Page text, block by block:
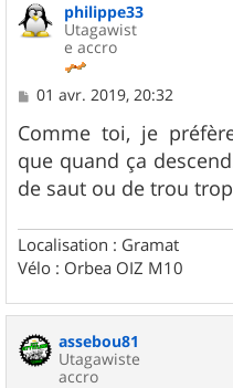
philippe33
Utagawist
e accro
M
s
s
a
g
e
01 avr. 2019, 20:32
Comme toi, je
que quand ça
de saut ou de trou
Localisation : Gramat
Vélo : Orbea OIZ M10
assebou81
Utagawiste
accro